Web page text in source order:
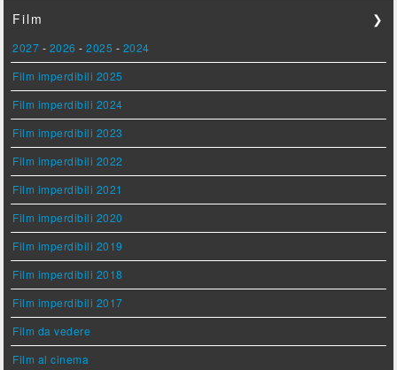
Film
❯
2027 - 2026 -2025 - 2024
Film imperdibili 2025
Film imperdibili 2024
Film imperdibili 2023
Film imperdibili 2022
Film imperdibili 2021
Film imperdibili 2020
Film imperdibili 2019
Film imperdibili 2018
Film imperdibili 2017
Film da vedere
Film al cinema